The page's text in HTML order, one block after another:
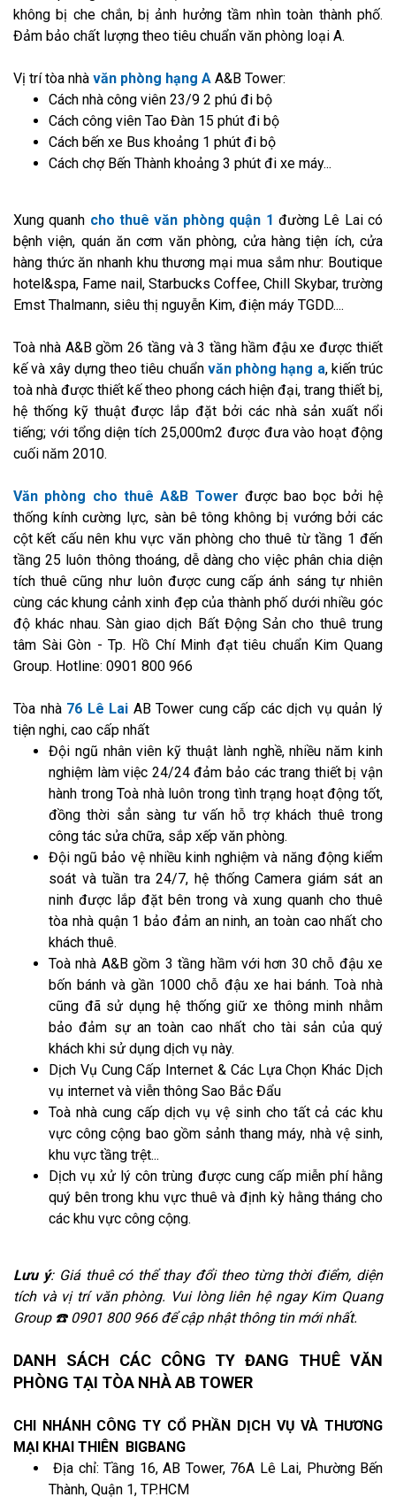
không bị che chắn, bị ảnh hưởng tầm nhìn toàn thành phố.
Đảm bảo chất lượng theo tiêu chuẩn văn phòng loại A.
Vị trí tòa nhà văn phòng hạng A A&B Tower:
Cách nhà công viên 23/9 2 phú đi bộ
Cách công viên Tao Đàn 15 phút đi bộ
Cách bến xe Bus khoảng 1 phút đi bộ
Cách chợ Bến Thành khoảng 3 phút đi xe máy...
Xung quanh cho thuê văn phòng quận 1 đường Lê Lai có
bệnh viện, quán ăn cơm văn phòng, cửa hàng tiện ích, cửa
hàng thức ăn nhanh khu thương mại mua sắm như: Boutique
hotel&spa, Fame nail, Starbucks Coffee, Chill Skybar, trường
Emst Thalmann, siêu thị nguyễn Kim, điện máy TGDD....
Toà nhà A&B gồm 26 tầng và 3 tầng hầm đậu xe được thiết
kế và xây dựng theo tiêu chuẩn văn phòng hạng a, kiến trúc
toà nhà được thiết kế theo phong cách hiện đại, trang thiết bị,
hệ thống kỹ thuật được lắp đặt bởi các nhà sản xuất nổi
tiếng; với tổng diện tích 25,000m2 được đưa vào hoạt động
cuối năm 2010.
Văn phòng cho thuê A&B Tower được bao bọc bởi hệ
thống kính cường lực, sàn bê tông không bị vướng bởi các
cột kết cấu nên khu vực văn phòng cho thuê từ tầng 1 đến
tầng 25 luôn thông thoáng, dễ dàng cho việc phân chia diện
tích thuê cũng như luôn được cung cấp ánh sáng tự nhiên
cùng các khung cảnh xinh đẹp của thành phố dưới nhiều góc
độ khác nhau. Sàn giao dịch Bất Động Sản cho thuê trung
tâm Sài Gòn - Tp. Hồ Chí Minh đạt tiêu chuẩn Kim Quang
Group. Hotline: 0901 800 966
Tòa nhà 76 Lê Lai AB Tower cung cấp các dịch vụ quản lý
tiện nghi, cao cấp nhất
Đội ngũ nhân viên kỹ thuật lành nghề, nhiều năm kinh
nghiệm làm việc 24/24 đảm bảo các trang thiết bị vận
hành trong Toà nhà luôn trong tình trạng hoạt động tốt,
đồng thời sẳn sàng tư vấn hỗ trợ khách thuê trong
công tác sửa chữa, sắp xếp văn phòng.
Đội ngũ bảo vệ nhiều kinh nghiệm và năng động kiểm
soát và tuần tra 24/7, hệ thống Camera giám sát an
ninh được lắp đặt bên trong và xung quanh cho thuê
tòa nhà quận 1 bảo đảm an ninh, an toàn cao nhất cho
khách thuê.
Toà nhà A&B gồm 3 tầng hầm với hơn 30 chỗ đậu xe
bốn bánh và gần 1000 chỗ đậu xe hai bánh. Toà nhà
cũng đã sử dụng hệ thống giữ xe thông minh nhằm
bảo đảm sự an toàn cao nhất cho tài sản của quý
khách khi sử dụng dịch vụ này.
Dịch Vụ Cung Cấp Internet & Các Lựa Chọn Khác Dịch
vụ internet và viễn thông Sao Bắc Đẩu
Toà nhà cung cấp dịch vụ vệ sinh cho tất cả các khu
vực công cộng bao gồm sảnh thang máy, nhà vệ sinh,
khu vực tầng trệt...
Dịch vụ xử lý côn trùng được cung cấp miễn phí hằng
quý bên trong khu vực thuê và định kỳ hằng tháng cho
các khu vực công cộng.
Lưu ý: Giá thuê có thể thay đổi theo từng thời điểm, diện
tích và vị trí văn phòng. Vui lòng liên hệ ngay Kim Quang
Group ☎️ 0901 800 966 để cập nhật thông tin mới nhất.
DANH SÁCH CÁC CÔNG TY ĐANG THUÊ VĂN
PHÒNG TẠI TÒA NHÀ AB TOWER
CHI NHÁNH CÔNG TY CỔ PHẦN DỊCH VỤ VÀ THƯƠNG
MẠI KHAI THIÊN BIGBANG
Địa chỉ: Tầng 16, AB Tower, 76A Lê Lai, Phường Bến
Thành, Quận 1, TP.HCM